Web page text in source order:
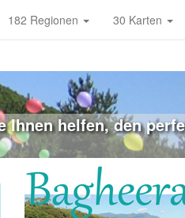
182 Regionen 30 Karten
Ihnen helfen, den